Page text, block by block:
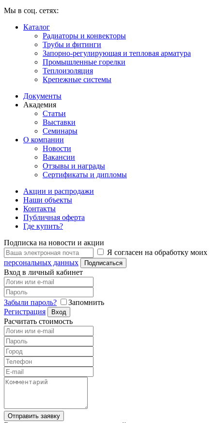
Мы в соц. сетях:
Каталог
Радиаторы и конвекторы
Трубы и фитинги
Запорно-регулирующая и тепловая арматура
Промышленные горелки
Теплоизоляция
Крепежные системы
Документы
Академия
Статьи
Выставки
Семинары
О компании
Новости
Вакансии
Отзывы и награды
Сертификаты и дипломы
Акции и распродажи
Наши объекты
Контакты
Публичная оферта
Где купить?
Подписка на новости и акции
Я согласен на обработку моих
персональных данных
Подписаться
Вход в личный кабинет
Забыли пароль?
Запомнить
Регистрация
Вход
Расчитать стоимость
Отправить заявку